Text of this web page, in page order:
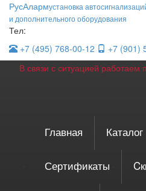
РусАлармустановка
и дополнительного оборудования
Тел:
+7 (495) 768-00-12 +7 (901)
В связи с ситуацией работаем
Главная Каталог
Сертификаты